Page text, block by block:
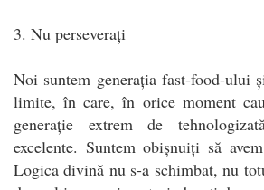
3. Nu perseverați
Noi suntem generația fast-food-ului
limite, în care, în orice moment
generație extrem de
excelente. Suntem obișnuiți să
Logica divină nu s-a schimbat, nu